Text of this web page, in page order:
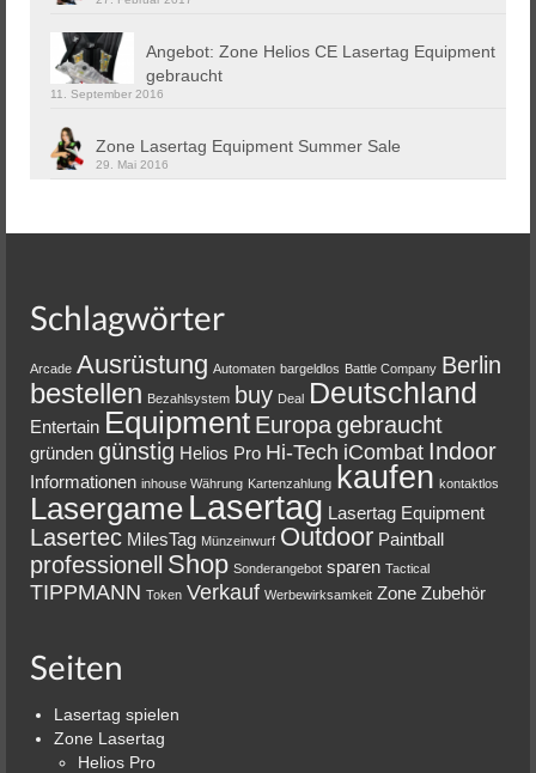
Angebot: Zone Helios CE Lasertag Equipment
gebraucht
11. September 2016
Zone Lasertag Equipment Summer Sale
29. Mai 2016
Schlagwörter
Arcade Ausrüstung Automaten bargeldlos Battle Company Berlin
bestellen Bezahlsystem buy Deal Deutschland
Entertain Equipment Europagebraucht
gründen günstig Helios Pro Hi-Tech iCombat Indoor
Informationen inhouse Währung Kartenzahlung kaufen kontaktlos
Lasergame Lasertag Lasertag Equipment
Lasertec MilesTag Münzeinwurf Outdoor Paintball
professionell Shop Sonderangebot sparen Tactical
TIPPMANN Token Verkauf Werbewirksamkeit Zone Zubehör
Seiten
Lasertag spielen
Zone Lasertag
Helios Pro